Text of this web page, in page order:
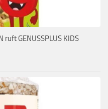
ruft GENUSSPLUS KIDS